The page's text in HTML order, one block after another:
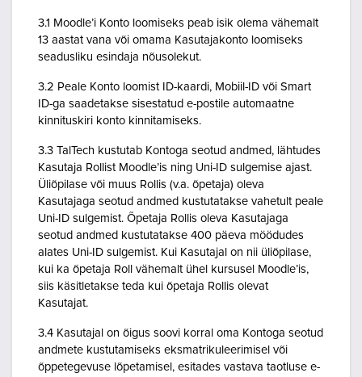
3.1 Moodle’i Konto loomiseks peab isik olema vähemalt
13 aastat vana või omama Kasutajakonto loomiseks
seadusliku esindaja nõusolekut.
3.2 Peale Konto loomist ID-kaardi, Mobiil-ID või Smart
ID-ga saadetakse sisestatud e-postile automaatne
kinnituskiri konto kinnitamiseks.
3.3 TalTech kustutab Kontoga seotud andmed, lähtudes
Kasutaja Rollist Moodle’is ning Uni-ID sulgemise ajast.
Üliõpilase või muus Rollis (v.a. õpetaja) oleva
Kasutajaga seotud andmed kustutatakse vahetult peale
Uni-ID sulgemist. Õpetaja Rollis oleva Kasutajaga
seotud andmed kustutatakse 400 päeva möödudes
alates Uni-ID sulgemist. Kui Kasutajal on nii üliõpilase,
kui ka õpetaja Roll vähemalt ühel kursusel Moodle’is,
siis käsitletakse teda kui õpetaja Rollis olevat
Kasutajat.
3.4 Kasutajal on õigus soovi korral oma Kontoga seotud
andmete kustutamiseks eksmatrikuleerimisel või
õppetegevuse lõpetamisel, esitades vastava taotluse e-